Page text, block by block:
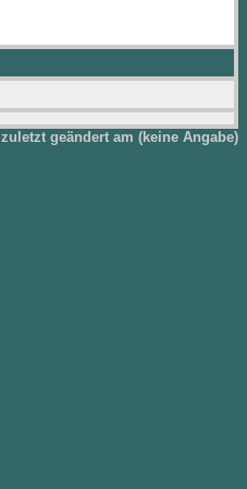
zuletzt geändert am (keine Angabe)